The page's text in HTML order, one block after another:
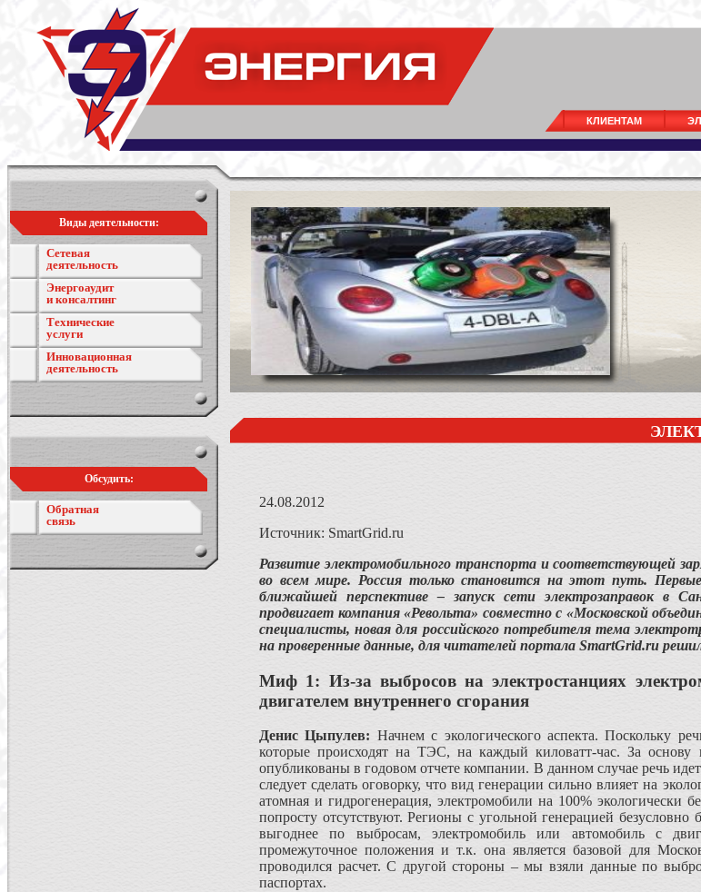
КЛИЕНТАМ
Виды деятельности:
Сетевая
деятельность
Энергоаудит
и консалтинг
Технические
услуги
Инновационная
деятельность
Обсудить:
Обратная
связь
24.08.2012
Источник: SmartGrid.ru
Развитие электромобильного транспорта и соответствующей
во всем мире. Россия только становится на этот путь.
ближайшей перспективе – запуск сети электрозаправок в
продвигает компания «Револьта» совместно с «Московской
специалисты, новая для российского потребителя тема
на проверенные данные, для читателей портала SmartGrid.ru
Миф 1: Из-за выбросов на электростанциях
двигателем внутреннего сгорания
Денис Цыпулев: Начнем с экологического аспекта. Поскольку
которые происходят на ТЭС, на каждый киловатт-час. За
опубликованы в годовом отчете компании. В данном случае речь
следует сделать оговорку, что вид генерации сильно влияет на
атомная и гидрогенерация, электромобили на 100% экологически
попросту отсутствуют. Регионы с угольной генерацией
выгоднее по выбросам, электромобиль или автомобиль с
промежуточное положения и т.к. она является базовой для
проводился расчет. С другой стороны – мы взяли данные по
паспортах.